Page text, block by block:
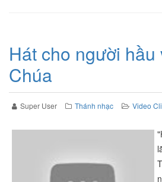
Hát cho người hầu
Chúa
Super User Thánh nhạc Video